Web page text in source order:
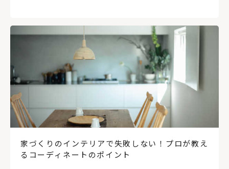
家づくりのインテリアで失敗しない！プロが教え
るコーディネートのポイント